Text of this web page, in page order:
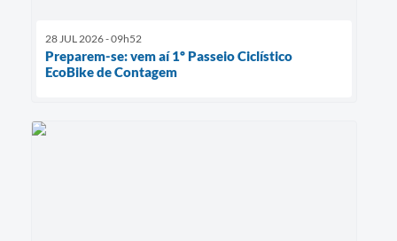
28 JUL 2026 - 09h52
Preparem-se: vem aí 1º Passeio Ciclístico
EcoBike de Contagem